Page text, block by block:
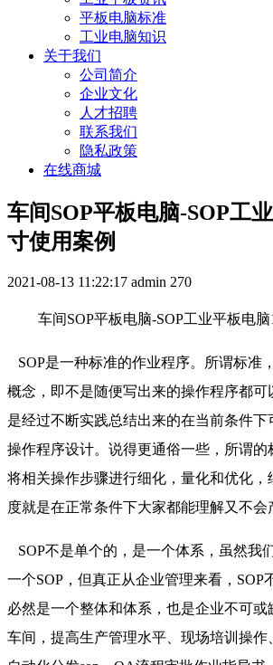
平板电脑标准
工业电脑知识
关于我们
公司简介
企业文化
人才招聘
联系我们
隐私政策
在线商城
车间SOP平板电脑-SOP工
寸使用案例
2021-08-13 11:22:17 admin 270
车间SOP平板电脑-SOP工业平板电
SOP是一种标准的作业程序。所谓标准
概念，即不是随便写出来的操作程序都可
是经过不断实践总结出来的在当前条件下
操作程序设计。说得更通俗一些，所谓的
将相关操作步骤进行细化，量化和优化，
度就是在正常条件下大家都能理解又不会
SOP不是单个的，是一个体系，虽然我
一个SOP，但真正从企业管理来看，SOP
必然是一个整体和体系，也是企业不可
车间，提高生产管理水平、现场培训操作